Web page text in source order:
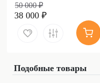
50 000 ₽
38 000 ₽
Подобные товары